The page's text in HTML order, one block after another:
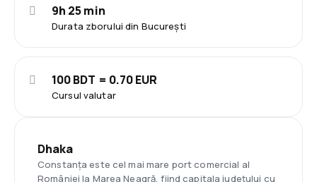
Durata zborului din București
9h 25 min
Cursul valutar
100 BDT = 0.70 EUR
Dhaka
Constanța este cel mai mare port comercial al
României la Marea Neagră, fiind capitala județului cu